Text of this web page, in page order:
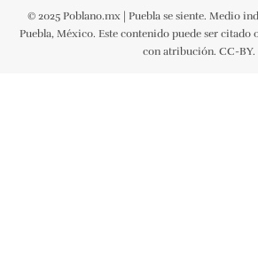
© 2025 Poblano.mx | Puebla se siente. Medio
Puebla, México. Este contenido puede ser citado
con atribución. CC-BY.